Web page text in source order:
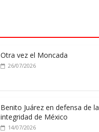
Otra vez el Moncada
26/07/2026
Benito Juárez en defensa de la
integridad de México
14/07/2026